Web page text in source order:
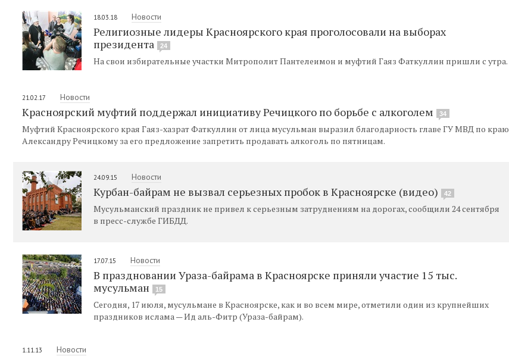
18.03.18 Новости
Религиозные лидеры Красноярского края проголосовали на выборах
президента
24
На свои избирательные участки Митрополит Пантелеимон и муфтий Гаяз Фаткуллин пришли с утра.
21.02.17 Новости
Красноярский муфтий поддержал инициативу Речицкого по борьбе с алкоголем 34
Муфтий Красноярского края Гаяз-хазрат Фаткуллин от лица мусульман выразил благодарность главе ГУ МВД по краю
Александру Речицкому за его предложение запретить продавать алкоголь по пятницам.
24.09.15 Новости
Курбан-байрам не вызвал серьезных пробок в Красноярске (видео) 42
Мусульманский праздник не привел к серьезным затруднениям на дорогах, сообщили 24 сентября
в пресс-службе ГИБДД.
17.07.15 Новости
В праздновании Ураза-байрама в Красноярске приняли участие 15 тыс.
мусульман
15
Сегодня, 17 июля, мусульмане в Красноярске, как и во всем мире, отметили один из крупнейших
праздников ислама — Ид аль-Фитр (Ураза-байрам).
1.11.13 Новости